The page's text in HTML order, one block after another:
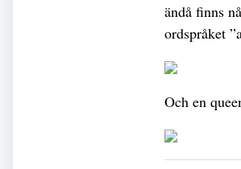
ändå finns
ordspråket
Och en